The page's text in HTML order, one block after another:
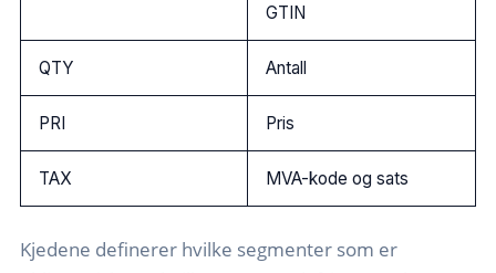
GTIN
QTY Antall
PRI Pris
TAX MVA-kode og sats
Kjedene definerer hvilke segmenter som er